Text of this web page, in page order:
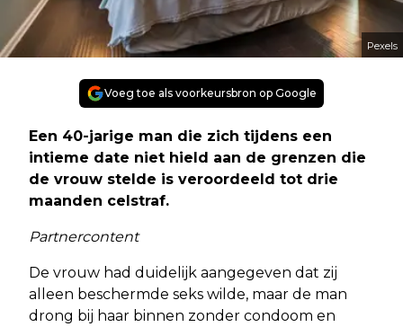
Pexels
Voeg toe als voorkeursbron op Google
Een 40-jarige man die zich tijdens een
intieme date niet hield aan de grenzen die
de vrouw stelde is veroordeeld tot drie
maanden celstraf.
Partnercontent
De vrouw had duidelijk aangegeven dat zij
alleen beschermde seks wilde, maar de man
drong bij haar binnen zonder condoom en